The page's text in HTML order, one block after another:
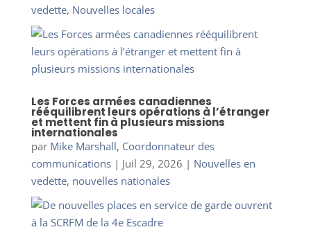
vedette, Nouvelles locales
Les Forces armées canadiennes
rééquilibrent leurs opérations à l’étranger
et mettent fin à plusieurs missions
internationales
par Mike Marshall, Coordonnateur des
communications| Juil 29, 2026 | Nouvelles en
vedette, nouvelles nationales